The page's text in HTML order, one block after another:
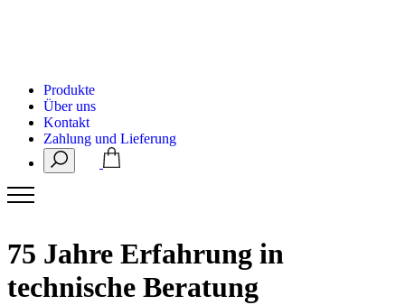
Produkte
Über uns
Kontakt
Zahlung und Lieferung
75 Jahre Erfahrung in
technische Beratung